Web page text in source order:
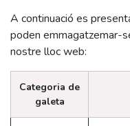
A continuació es
poden emmagatzemar-
nostre lloc web:
Categoria de
galeta